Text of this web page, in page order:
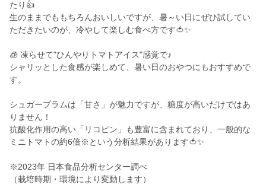
たり👍
生のままでももちろんおいしいですが、暑～い日にぜひ試してい
ただきたいのが、冷やして楽しむ食べ方です🍅✨
🧊 凍らせて"ひんやりトマトアイス"感覚で♪
シャリッとした食感が楽しめて、暑い日のおやつにもおすすめで
す。
シュガープラムは「甘さ」が魅力ですが、糖度が高いだけではあ
りません！
抗酸化作用の高い「リコピン」も豊富に含まれており、一般的な
ミニトマトの約6倍※という分析結果があります🍅✨
※2023年 日本食品分析センター調べ
（栽培時期・環境により変動します）